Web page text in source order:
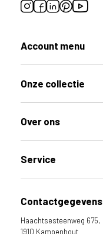
Account menu
Onze collectie
Over ons
Service
Contactgegevens
Haachtsesteenweg 675,
1910 Kampenhout